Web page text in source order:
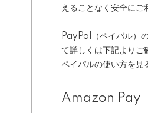
えることなく安全にご
PayPal（ペイパル）
て詳しくは下記よりご
ペイパルの使い方を見
Amazon Pay